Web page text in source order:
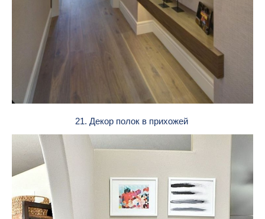
21. Декор полок в прихожей